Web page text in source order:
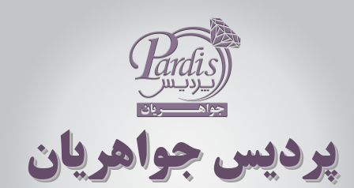
​​​​پردیس جواهریان